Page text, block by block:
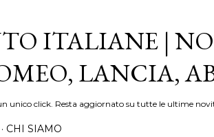
ITALIANE |
LANCIA,
unico click. Resta aggiornato su tutte le ultime
CHI SIAMO